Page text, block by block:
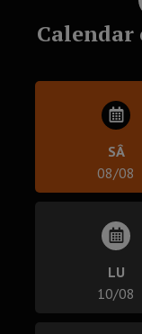
Calendar
SÂ
08/08
LU
10/08